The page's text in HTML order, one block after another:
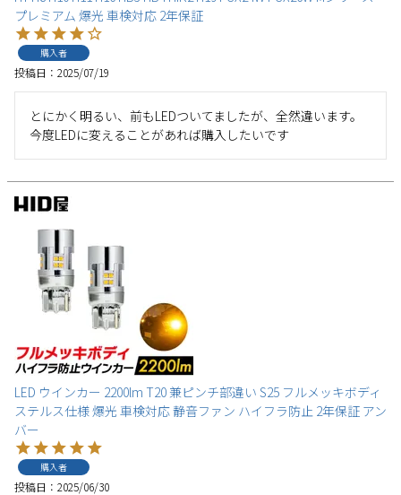
プレミアム 爆光 車検対応 2年保証
購入者
投稿日 2025/07/19
とにかく明るい、前もLEDついてましたが、全然違います。
今度LEDに変えることがあれば購入したいです
LED ウインカー 2200lm T20 兼ピンチ部違い S25 フルメッキボディ
ステルス仕様 爆光 車検対応 静音ファン ハイフラ防止 2年保証 アン
バー
購入者
投稿日 2025/06/30